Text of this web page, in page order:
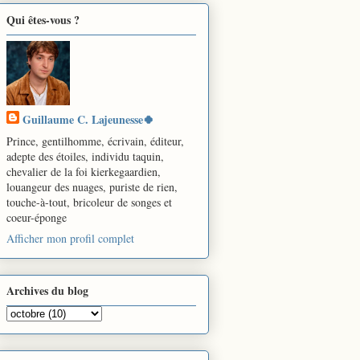
Qui êtes-vous ?
Guillaume C. Lajeunesse🍀
Prince, gentilhomme, écrivain, éditeur,
adepte des étoiles, individu taquin,
chevalier de la foi kierkegaardien,
louangeur des nuages, puriste de rien,
touche-à-tout, bricoleur de songes et
coeur-éponge
Afficher mon profil complet
Archives du blog